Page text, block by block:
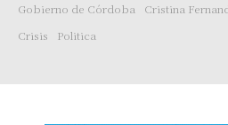
Gobierno de Córdoba
Cristina
Crisis
Politica